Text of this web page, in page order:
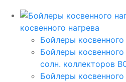
косвенного нагрева
Бойлеры косвенного
Бойлеры косвенного
солн. коллекторов
Бойлеры косвенного